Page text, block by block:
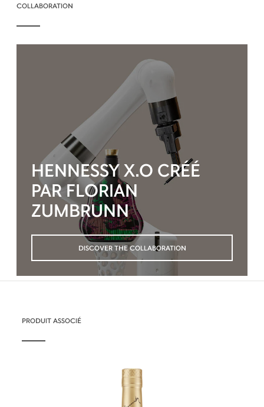
COLLABORATION
HENNESSY X.O CRÉÉ
PAR FLORIAN
ZUMBRUNN
DISCOVER THE COLLABORATION
PRODUIT ASSOCIÉ